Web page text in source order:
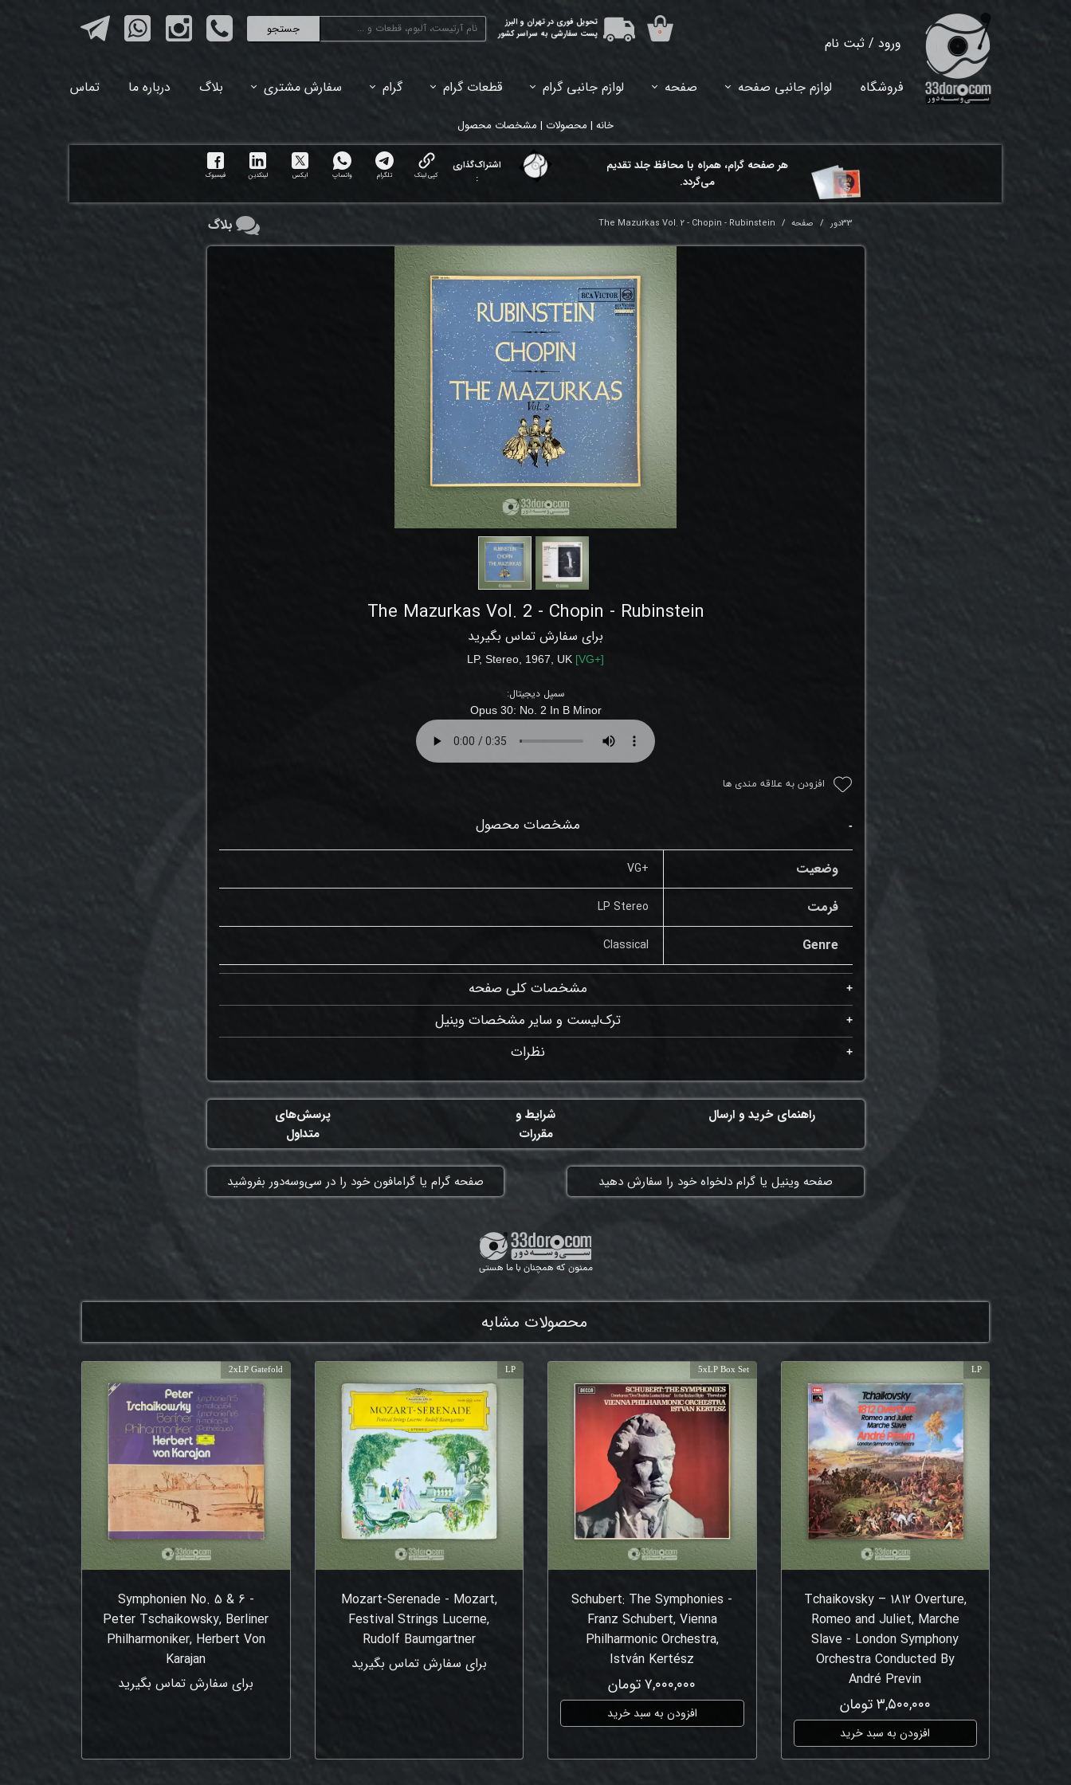
جستجو
ورود / ثبت نام
خروج از حساب کاربری
تحویل فوری در تهران و البرز
پست سفارشی به سراسر کشور
۰
فروشگاه لوازم جانبی صفحه صفحه لوازم جانبی گرام قطعات گرام گرام سفارش مشتری بلاگ درباره ما تماس
خانه | محصولات | مشخصات محصول
هر ​صفحه گرام، همراه با محافظ جلد تقدیم
می‌گردد.
اشتراک‌گذاری
:
کپی لینک تلگرام واتساپ ایکس لینکدین فیسبوک
33دور صفحه The Mazurkas Vol. 2 - Chopin - Rubinstein
The Mazurkas Vol. 2 - Chopin - Rubinstein
برای سفارش تماس بگیرید
LP, Stereo , 1967, UK [VG+]
سمپل دیجیتال:
Opus 30: No. 2 In B Minor
افزودن به علاقه مندی ها
مشخصات محصول
وضعیت +VG
فرمت LP Stereo
Genre
Classical
مشخصات کلی صفحه
ترک‌لیست و سایر مشخصات وینیل
نظرات
بلاگ
شرایط و
مقررات
راهنمای خرید و ارسال
پرسش‌های
متداول
​صفحه وینیل یا گرام دلخواه خود را سفارش دهید ​صفحه گرام یا گرامافون خود را در سی‌وسه‌دور بفروشید
ممنون که همچنان با ما هستی
محصولات مشابه
Tchaikovsky – 1812 Overture,
Romeo and Juliet, Marche
Slave - London Symphony
Orchestra Conducted By
André Previn
۳,۵۰۰,۰۰۰ تومان
افزودن به سبد خرید
LP
Schubert: The Symphonies -
Franz Schubert, Vienna
Philharmonic Orchestra,
István Kertész
۷,۰۰۰,۰۰۰ تومان
افزودن به سبد خرید
5xLP Box Set
Mozart-Serenade - Mozart,
Festival Strings Lucerne,
Rudolf Baumgartner
برای سفارش تماس بگیرید
LP
Symphonien No. 5 & 6 -
Peter Tschaikowsky, Berliner
Philharmoniker, Herbert Von
Karajan
برای سفارش تماس بگیرید
2xLP Gatefold